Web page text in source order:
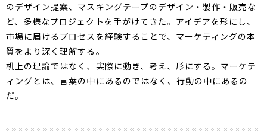
のデザイン提案、マスキングテープのデザイン・製作・販売な
ど、多様なプロジェクトを手がけてきた。アイデアを形にし、
市場に届けるプロセスを経験することで、マーケティングの本
質をより深く理解する。
机上の理論ではなく、実際に動き、考え、形にする。マーケテ
ィングとは、言葉の中にあるのではなく、行動の中にあるの
だ。